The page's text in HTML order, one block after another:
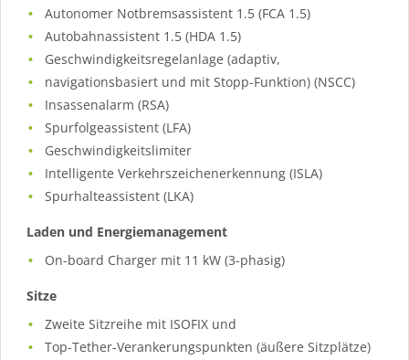
Autonomer Notbremsassistent 1.5 (FCA 1.5)
Autobahnassistent 1.5 (HDA 1.5)
Geschwindigkeitsregelanlage (adaptiv,
navigationsbasiert und mit Stopp-Funktion) (NSCC)
Insassenalarm (RSA)
Spurfolgeassistent (LFA)
Geschwindigkeitslimiter
Intelligente Verkehrszeichenerkennung (ISLA)
Spurhalteassistent (LKA)
Laden und Energiemanagement
On-board Charger mit 11 kW (3-phasig)
Sitze
Zweite Sitzreihe mit ISOFIX und
Top-Tether-Verankerungspunkten (äußere Sitzplätze)